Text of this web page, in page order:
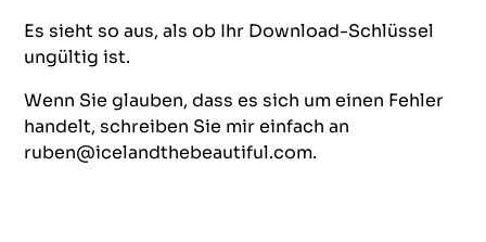
Es sieht so aus, als ob Ihr Download-Schlüssel
ungültig ist.
Wenn Sie glauben, dass es sich um einen Fehler
handelt, schreiben Sie mir einfach an
ruben@icelandthebeautiful.com.